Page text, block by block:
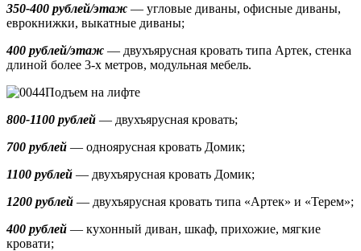
350-400 рублей/этаж — угловые диваны, офисные диваны,
еврокнижки, выкатные диваны;
400 рублей/этаж — двухъярусная кровать типа Артек, стенка
длиной более 3-х метров, модульная мебель.
Подъем на лифте
800-1100 рублей — двухъярусная кровать;
700 рублей — одноярусная кровать Домик;
1100 рублей — двухъярусная кровать Домик;
1200 рублей — двухъярусная кровать типа «Артек» и «Терем»;
400 рублей — кухонный диван, шкаф, прихожие, мягкие
кровати;